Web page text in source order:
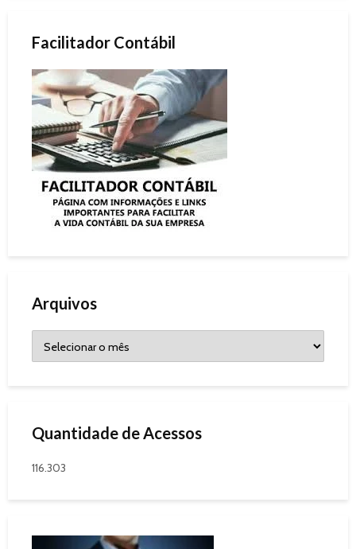
Facilitador Contábil
Arquivos
Quantidade de Acessos
116.303